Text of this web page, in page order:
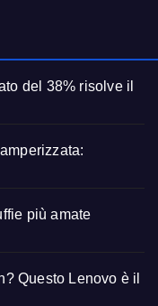
del 38% risolve il
più amate
Questo Lenovo è il